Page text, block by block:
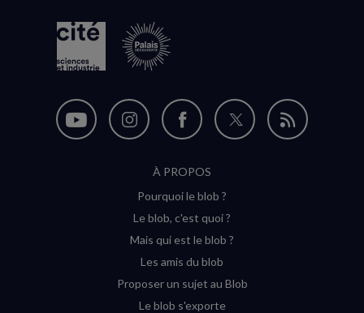
Nous
Nous
Instagram
(nouvelle
Nous
sur
Facebook
(nouvelle
Nous
Flux
À PROPOS
Pourquoi le blob ?
Le blob, c'est quoi ?
Mais qui est le blob ?
Les amis du blob
Proposer un sujet au Blob
Le blob s'exporte